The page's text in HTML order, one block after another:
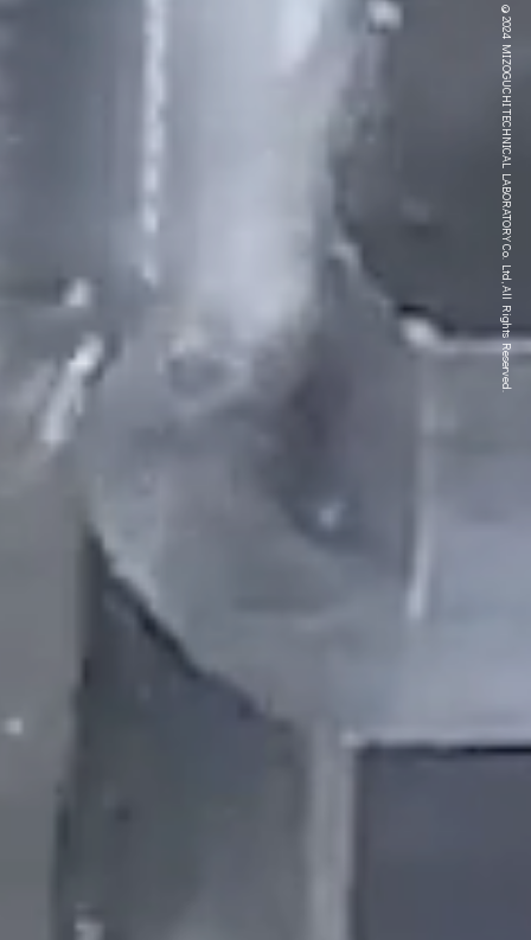
©2024 MIZOGUCHI TECHNICAL LABORATORY Co. Ltd, All Rights Reserved.